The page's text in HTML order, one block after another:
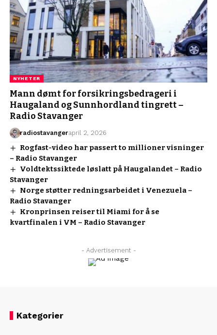
NYHETER
Mann dømt for forsikringsbedrageri i
Haugaland og Sunnhordland tingrett –
Radio Stavanger
radiostavangerapril 2, 2026
Rogfast-video har passert to millioner visninger
– Radio Stavanger
Voldtektssiktede løslatt på Haugalandet – Radio
Stavanger
Norge støtter redningsarbeidet i Venezuela –
Radio Stavanger
Kronprinsen reiser til Miami for å se
kvartfinalen i VM – Radio Stavanger
- Advertisement -
Kategorier